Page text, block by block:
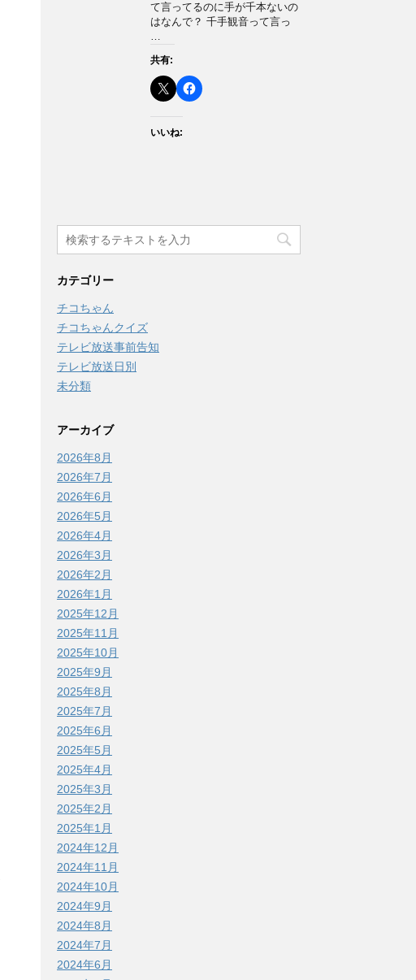
て言ってるのに手が千本ないの
はなんで？ 千手観音って言っ
…
共有:
いいね:
カテゴリー
チコちゃん
チコちゃんクイズ
テレビ放送事前告知
テレビ放送日別
未分類
アーカイブ
2026年8月
2026年7月
2026年6月
2026年5月
2026年4月
2026年3月
2026年2月
2026年1月
2025年12月
2025年11月
2025年10月
2025年9月
2025年8月
2025年7月
2025年6月
2025年5月
2025年4月
2025年3月
2025年2月
2025年1月
2024年12月
2024年11月
2024年10月
2024年9月
2024年8月
2024年7月
2024年6月